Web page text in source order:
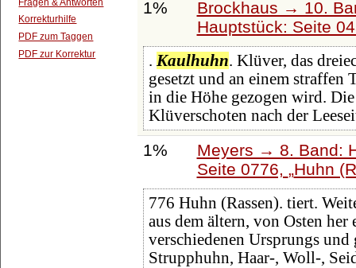
Korrekturhilfe
PDF zum Taggen
PDF zur Korrektur
1%
Brockhaus → 10.
Hauptstück: Seite
. Kaulhuhn. Klüver, das
gesetzt und an einem
in die Höhe gezogen wird.
Klüverschoten nach der
1%
Meyers → 8. Band:
Seite 0776,
Huhn
776 Huhn (Rassen). tiert.
aus dem ältern, von Osten
verschiedenen Ursprungs
Strupphuhn, Haar-, Woll-,